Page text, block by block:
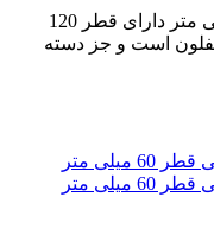
قرقره (بلبرینگ) ورزشی-پرچمی 120 میلی متر دارای قطر 120
و از جنس تفلون است و جز دسته